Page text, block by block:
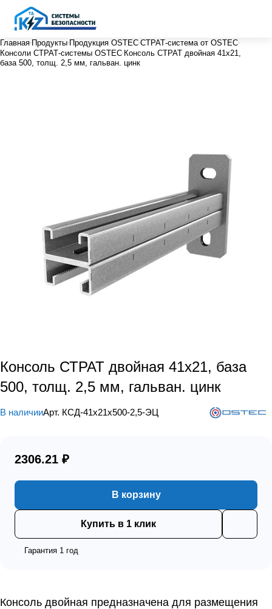
Главная Продукты Продукция OSTEC СТРАТ-система от OSTEC
Консоли СТРАТ-системы OSTEC Консоль СТРАТ двойная 41х21,
база 500, толщ. 2,5 мм, гальван. цинк
Консоль СТРАТ двойная 41х21, база
500, толщ. 2,5 мм, гальван. цинк
В наличииАрт. КСД-41х21х500-2,5-ЭЦ
2306.21 ₽
В корзину
Купить в 1 клик
Гарантия 1 год
Консоль двойная предназначена для размещения